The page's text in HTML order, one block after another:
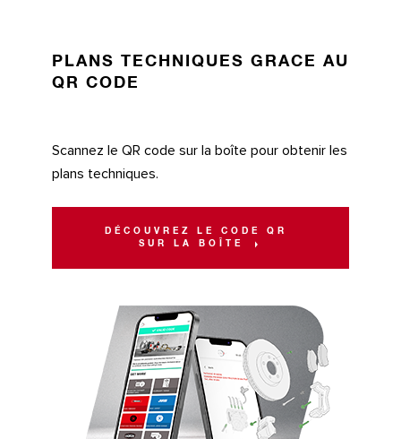
PLANS TECHNIQUES GRACE AU
QR CODE
Scannez le QR code sur la boîte pour obtenir les
plans techniques.
DÉCOUVREZ LE CODE QR
SUR LA BOÎTE